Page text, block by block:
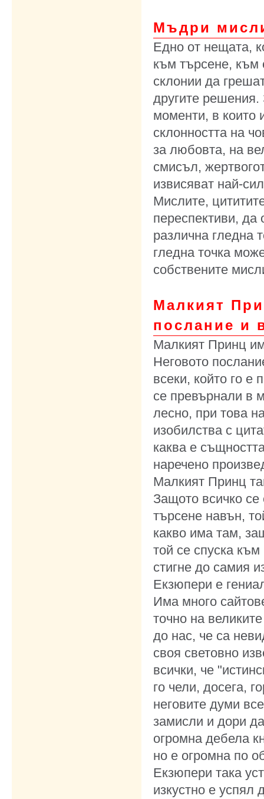
Мъдри
Едно от нещата,
към търсене, към
склонии да
другите
моменти, в които
склонността на
за любовта, на
смисъл,
извисяват най-
Мислите,
переспективи, да
различна гледна
гледна точка
собствените
Малкият
послание и
Малкият Принц
Неговото
всеки, който го е
се превърнали в
лесно, при това
изобилства с
каква е
наречено
Малкият Принц
Защото всичко
търсене навън,
какво има там,
той се спуска
стигне до самия
Екзюпери е
Има много
точно на
до нас, че са
своя световно
всички, че
го чели, досега,
неговите думи
замисли и дори
огромна дебела
но е огромна по
Екзюпери така
изкустно е успял